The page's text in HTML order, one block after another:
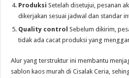
Produksi Setelah disetujui, pesanan
dikerjakan sesuai jadwal dan standar
Quality control Sebelum dikirim,
tidak ada cacat produksi yang
Alur yang terstruktur ini membantu
sablon kaos murah di Cisalak Ceria,